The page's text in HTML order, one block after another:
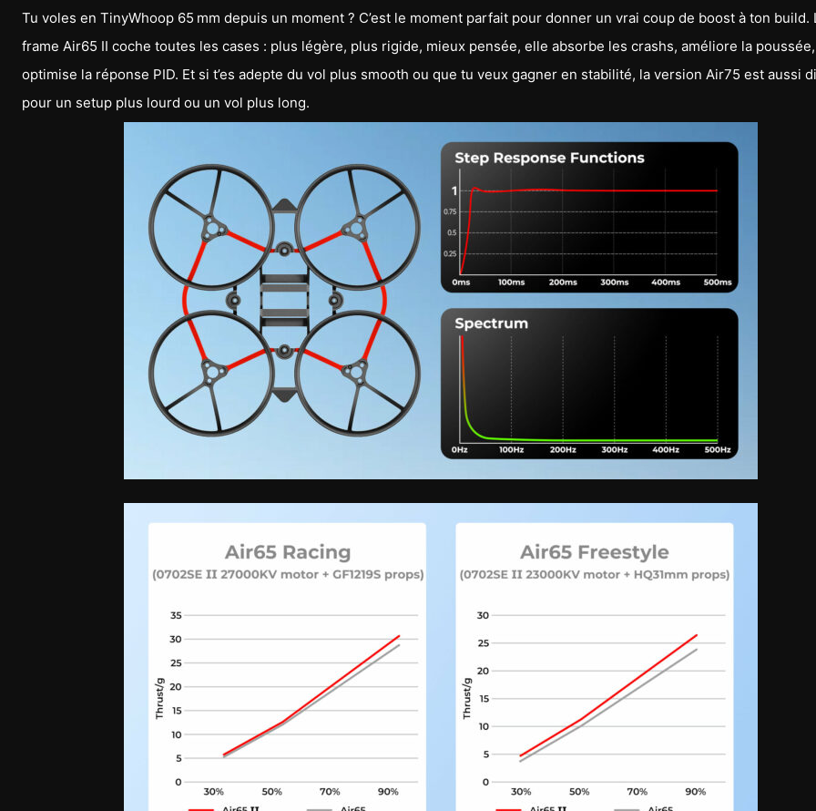
Tu voles en TinyWhoop 65 mm depuis un moment ? C’est le moment parfait pour donner un vrai coup de boost à ton build.
frame Air65 II coche toutes les cases : plus légère, plus rigide, mieux pensée, elle absorbe les crashs, améliore la
optimise la réponse PID. Et si t’es adepte du vol plus smooth ou que tu veux gagner en stabilité, la version Air75 est aussi
pour un setup plus lourd ou un vol plus long.